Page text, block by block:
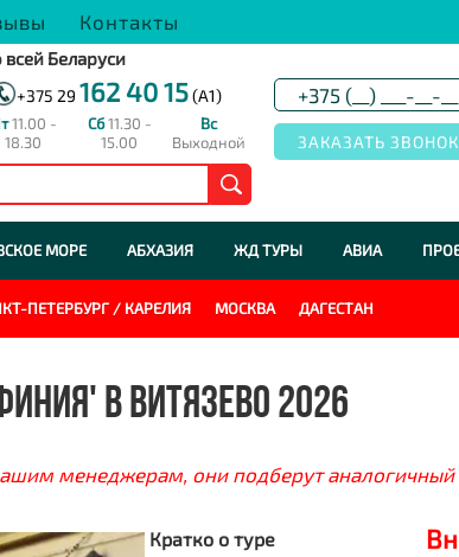
Контакты
Беларуси
+375 29 162 40 15(A1)
11.00 -
18.30
Сб11.30 -
15.00
Вс
Выходной
МОРЕ АБХАЗИЯ ЖД ТУРЫ АВИА
ПЕТЕРБУРГ / КАРЕЛИЯ МОСКВА ДАГЕСТАН
В ВИТЯЗЕВО 2026
менеджерам, они подберут аналогичный
Кратко о туре